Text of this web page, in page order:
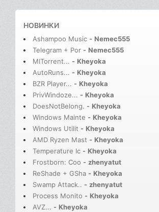
НОВИНКИ
Ashampoo Music - Nemec555
Telegram + Por - Nemec555
MITorrent... - Kheyoka
AutoRuns... - Kheyoka
BZR Player... - Kheyoka
PrivWindoze... - Kheyoka
DoesNotBelong. - Kheyoka
Windows Mainte - Kheyoka
Windows Utilit - Kheyoka
AMD Ryzen Mast - Kheyoka
Temperature Ic - Kheyoka
Frostborn: Coo - zhenyatut
ReShade + GSha - Kheyoka
Swamp Attack.. - zhenyatut
Process Monito - Kheyoka
AVZ... - Kheyoka